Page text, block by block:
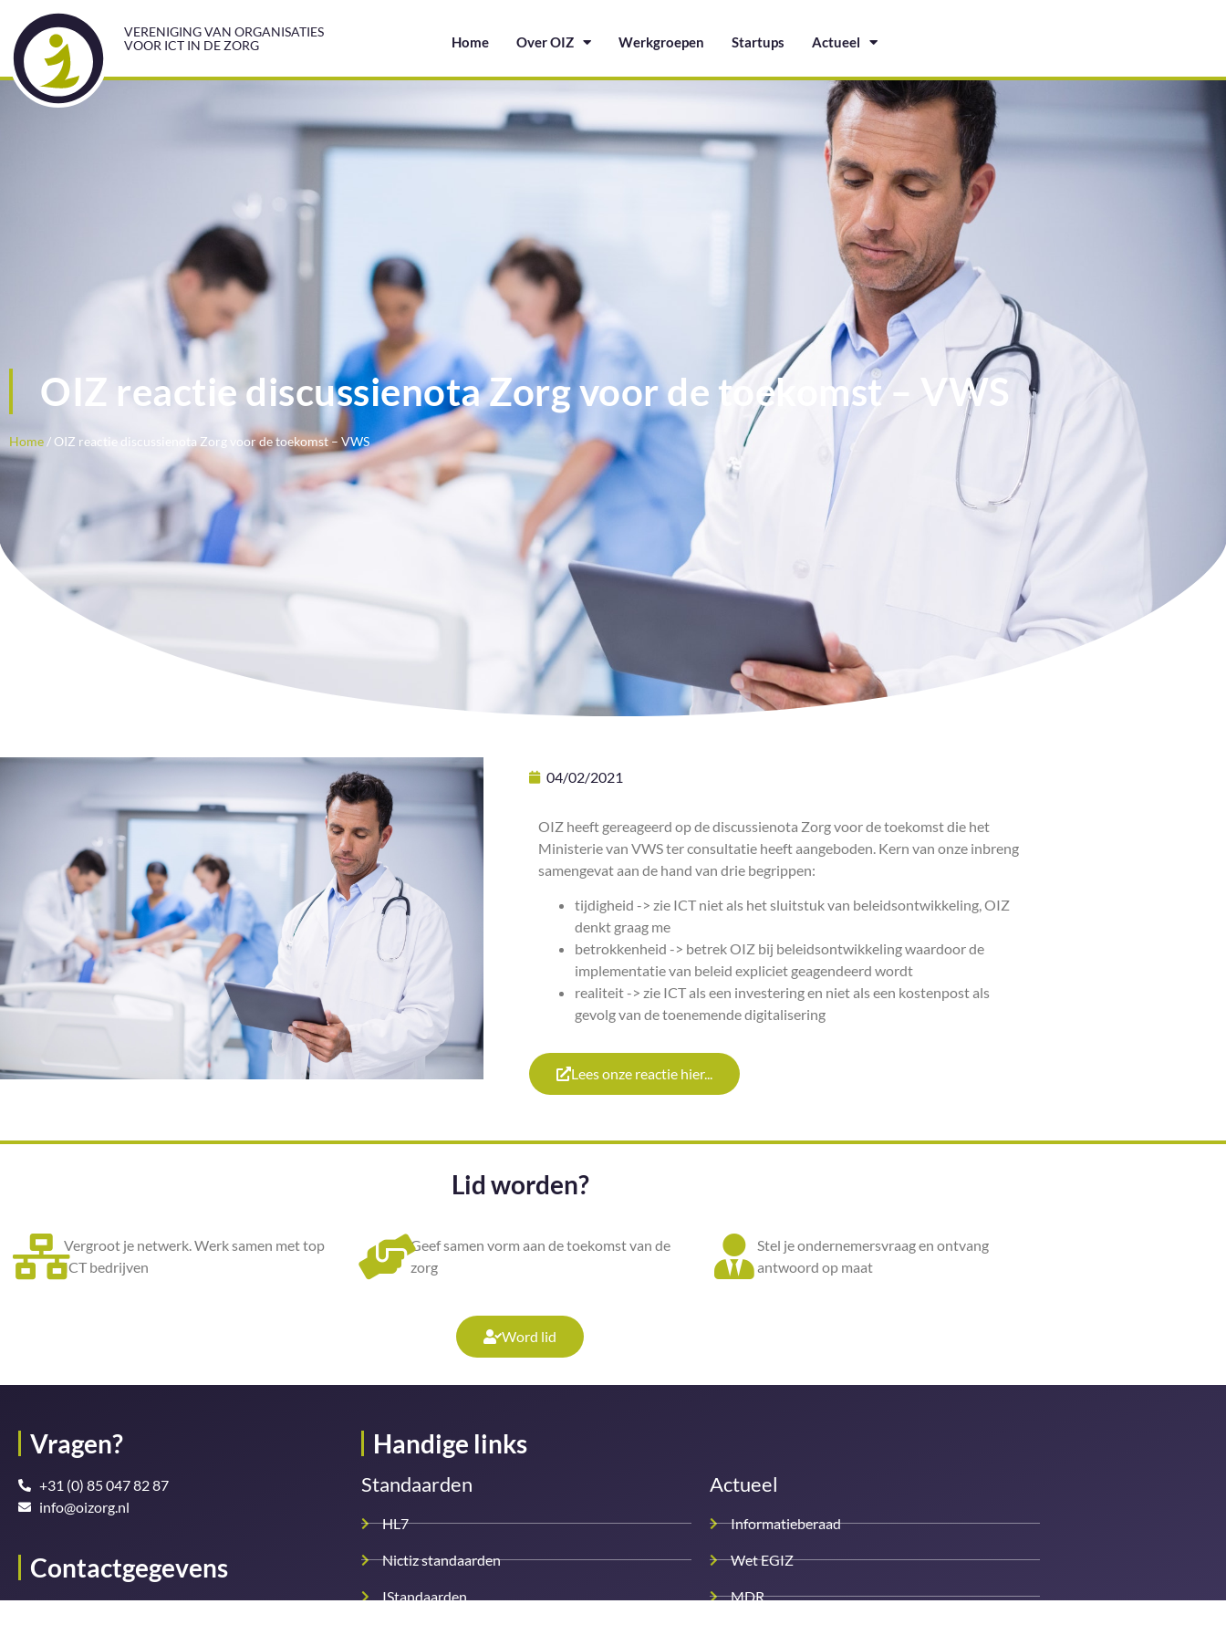
VERENIGING VAN ORGANISATIES
VOOR ICT IN DE ZORG
Home Over OIZ Werkgroepen Startups Actueel
OIZ reactie discussienota Zorg voor de toekomst – VWS
Home / OIZ reactie discussienota Zorg voor de toekomst – VWS
04/02/2021
OIZ heeft gereageerd op de discussienota Zorg voor de toekomst die het
Ministerie van VWS ter consultatie heeft aangeboden. Kern van onze inbreng
samengevat aan de hand van drie begrippen:
tijdigheid -> zie ICT niet als het sluitstuk van beleidsontwikkeling, OIZ
denkt graag me
betrokkenheid -> betrek OIZ bij beleidsontwikkeling waardoor de
implementatie van beleid expliciet geagendeerd wordt
realiteit -> zie ICT als een investering en niet als een kostenpost als
gevolg van de toenemende digitalisering
Lees onze reactie hier...
Lid worden?
Vergroot je netwerk. Werk samen met top
ICT bedrijven
Geef samen vorm aan de toekomst van de
zorg
Stel je ondernemersvraag en ontvang
antwoord op maat
Word lid
Vragen?
+31 (0) 85 047 82 87
info@oizorg.nl
Contactgegevens
Handige links
Standaarden
HL7
Nictiz standaarden
IStandaarden
Actueel
Informatieberaad
Wet EGIZ
MDR